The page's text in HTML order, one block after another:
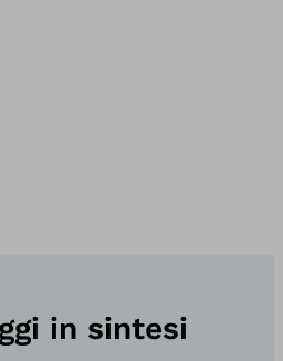
in sintesi